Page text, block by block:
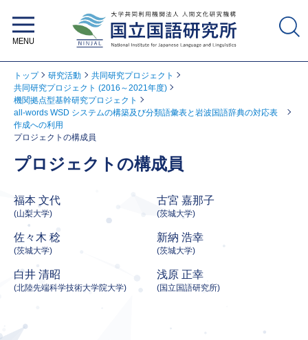
トップ 研究活動
共同研究プロジェクト
共同研究プロジェクト (2016～2021年度)
機関拠点型基幹研究プロジェクト
all-words WSD システムの構築及び分類語彙表と岩波国語辞典の対応表
作成への利用
プロジェクトの構成員
プロジェクトの構成員
福本 文代
(山梨大学)
古宮 嘉那子
(茨城大学)
佐々木 稔
(茨城大学)
新納 浩幸
(茨城大学)
白井 清昭
(北陸先端科学技術大学院大学)
浅原 正幸
(国立国語研究所)